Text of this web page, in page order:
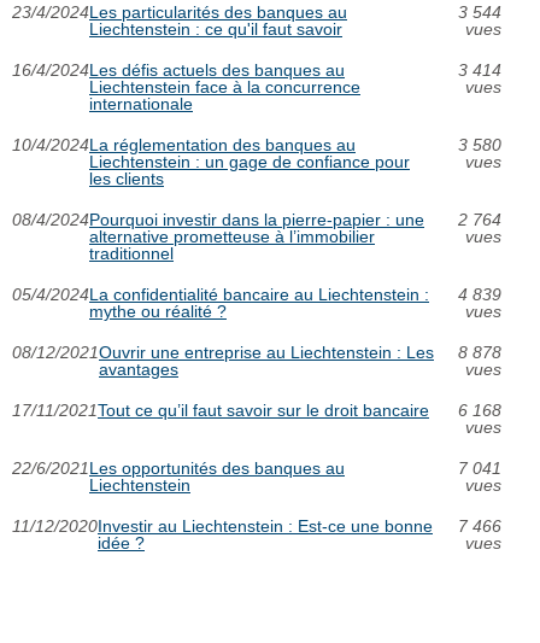
23/4/2024Les particularités des banques au
Liechtenstein : ce qu'il faut savoir
3 544
vues
16/4/2024Les défis actuels des banques au
Liechtenstein face à la concurrence
internationale
3 414
vues
10/4/2024La réglementation des banques au
Liechtenstein : un gage de confiance pour
les clients
3 580
vues
08/4/2024Pourquoi investir dans la pierre-papier : une
alternative prometteuse à l’immobilier
traditionnel
2 764
vues
05/4/2024La confidentialité bancaire au Liechtenstein :
mythe ou réalité ?
4 839
vues
08/12/2021Ouvrir une entreprise au Liechtenstein : Les
avantages
8 878
vues
17/11/2021Tout ce qu’il faut savoir sur le droit bancaire
6 168
vues
22/6/2021Les opportunités des banques au
Liechtenstein
7 041
vues
11/12/2020Investir au Liechtenstein : Est-ce une bonne
idée ?
7 466
vues